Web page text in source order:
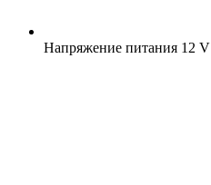
Напряжение питания 12 V